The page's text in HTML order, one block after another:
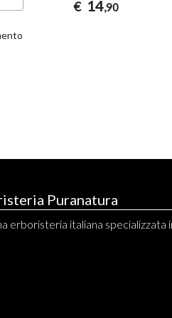
€ 14,90
Puranatura
erboristeria italiana specializzata